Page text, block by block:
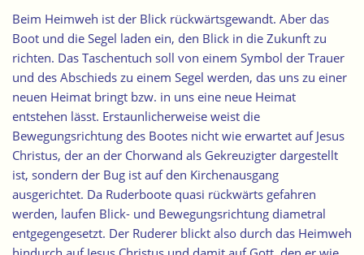
Beim Heimweh ist der Blick rückwärtsgewandt. Aber das
Boot und die Segel laden ein, den Blick in die Zukunft zu
richten. Das Taschentuch soll von einem Symbol der Trauer
und des Abschieds zu einem Segel werden, das uns zu einer
neuen Heimat bringt bzw. in uns eine neue Heimat
entstehen lässt. Erstaunlicherweise weist die
Bewegungsrichtung des Bootes nicht wie erwartet auf Jesus
Christus, der an der Chorwand als Gekreuzigter dargestellt
ist, sondern der Bug ist auf den Kirchenausgang
ausgerichtet. Da Ruderboote quasi rückwärts gefahren
werden, laufen Blick- und Bewegungsrichtung diametral
entgegengesetzt. Der Ruderer blickt also durch das Heimweh